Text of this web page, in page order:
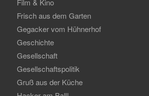
Film & Kino
Frisch aus dem Garten
Gegacker vom Hühnerhof
Geschichte
Gesellschaft
Gesellschaftspolitik
Gruß aus der Küche